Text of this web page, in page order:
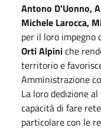
Antono D'Uonno,
Michele Larocca,
per il loro impegno
Orti Alpiniche
territorio e
Amministrazione
La loro dedizione
capacità di fare
particolare con le